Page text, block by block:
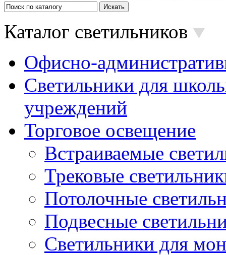
Каталог светильников
Офисно-
Светильники для
учреждений
Торговое освещение
Встраиваемые
Трековые
Потолочные
Подвесные
Светильники для